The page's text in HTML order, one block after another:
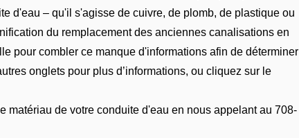
d'eau – qu'il s'agisse de cuivre, de plomb, de plastique ou
du remplacement des anciennes canalisations en
pour combler ce manque d'informations afin de déterminer
onglets pour plus d’informations, ou cliquez sur le
matériau de votre conduite d'eau en nous appelant au 708-